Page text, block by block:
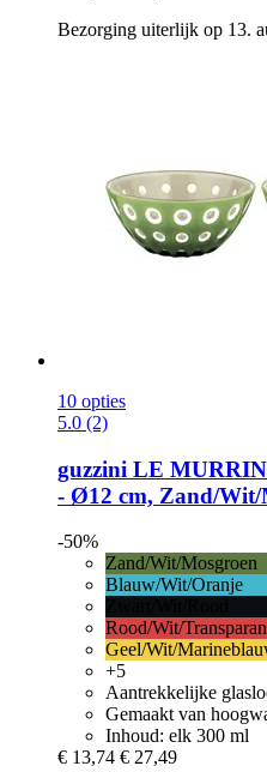
Bezorging uiterlijk op 13.
10 opties
5.0 (2)
guzzini LE
-​ Ø12 cm, Zand/Wit/
-50%
Zand/Wit/Mosgroen
Blauw/Wit/Oranje
Rood/Wit/
Geel/Wit/
+5
Aantrekkelijke
Gemaakt van
Inhoud: elk 300 ml
€ 13,74 € 27,49